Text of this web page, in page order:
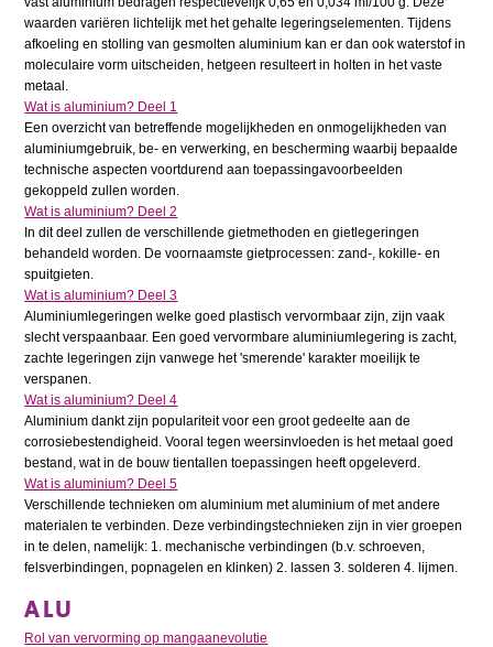
waarden variëren lichtelijk met het gehalte legeringselementen. Tijdens
afkoeling en stolling van gesmolten aluminium kan er dan ook waterstof in
moleculaire vorm uitscheiden, hetgeen resulteert in holten in het vaste
metaal.
Wat is aluminium? Deel 1
Een overzicht van betreffende mogelijkheden en onmogelijkheden van
aluminiumgebruik, be- en verwerking, en bescherming waarbij bepaalde
technische aspecten voortdurend aan toepassingavoorbeelden
gekoppeld zullen worden.
Wat is aluminium? Deel 2
In dit deel zullen de verschillende gietmethoden en gietlegeringen
behandeld worden. De voornaamste gietprocessen: zand-, kokille- en
spuitgieten.
Wat is aluminium? Deel 3
Aluminiumlegeringen welke goed plastisch vervormbaar zijn, zijn vaak
slecht verspaanbaar. Een goed vervormbare aluminiumlegering is zacht,
zachte legeringen zijn vanwege het 'smerende' karakter moeilijk te
verspanen.
Wat is aluminium? Deel 4
Aluminium dankt zijn populariteit voor een groot gedeelte aan de
corrosiebestendigheid. Vooral tegen weersinvloeden is het metaal goed
bestand, wat in de bouw tientallen toepassingen heeft opgeleverd.
Wat is aluminium? Deel 5
Verschillende technieken om aluminium met aluminium of met andere
materialen te verbinden. Deze verbindingstechnieken zijn in vier groepen
in te delen, namelijk: 1. mechanische verbindingen (b.v. schroeven,
felsverbindingen, popnagelen en klinken) 2. lassen 3. solderen 4. lijmen.
ALU
Rol van vervorming op mangaanevolutie